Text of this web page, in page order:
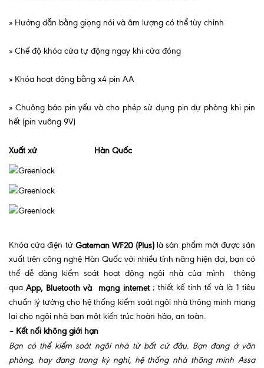
» Hướng dẫn bằng giọng nói và âm lượng có thể tùy chỉnh
» Chế độ khóa cửa tự động ngay khi cửa đóng
» Khóa hoạt động bằng x4 pin AA
» Chuông báo pin yếu và cho phép sử dụng pin dự phòng khi pin
hết (pin vuông 9V)
Xuất xứ Hàn Quốc
Khóa cửa điện tử Gateman WF20 (Plus) là sản phẩm mới được sản
xuất trên công nghệ Hàn Quốc với nhiều tính năng hiện đại, bạn có
thể dễ dàng kiểm soát hoạt động ngôi nhà của mình thông
quaApp, Bluetooth và mạng internet; thiết kế tinh tế và là 1 tiêu
chuẩn lý tưởng cho hệ thống kiểm soát ngôi nhà thông minh mang
lại cho ngôi nhà bạn một kiến trúc hoàn hảo, an toàn.
– Kết nối không giới hạn
Bạn có thể kiểm soát ngôi nhà từ bất cứ đâu. Bạn đang ở văn
phòng, hay đang trong kỳ nghỉ, hệ thống nhà thông minh Assa